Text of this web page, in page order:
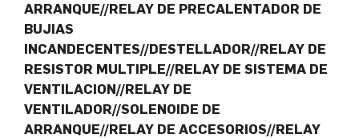
ARRANQUE//RELAY DE PRECALENTADOR DE
BUJIAS
INCANDECENTES//DESTELLADOR//RELAY DE
RESISTOR MULTIPLE//RELAY DE SISTEMA DE
VENTILACION//RELAY DE
VENTILADOR//SOLENOIDE DE
ARRANQUE//RELAY DE ACCESORIOS//RELAY